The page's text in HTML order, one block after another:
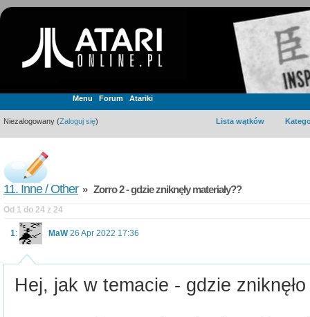
Menu Forum Atariki
Niezalogowany (Zaloguj się) Lista wątków
11. Inne / Other» Zorro 2 - gdzie zniknęły materiały??
Od 1 do 24 z 24
1: MaW 26 Apr 2022 17:36
Hej, jak w temacie - gdzie